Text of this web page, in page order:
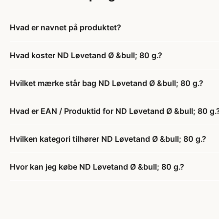
Hvad er navnet på produktet?
Hvad koster ND Løvetand Ø &bull; 80 g.?
Hvilket mærke står bag ND Løvetand Ø &bull; 80 g.?
Hvad er EAN / Produktid for ND Løvetand Ø &bull; 80
Hvilken kategori tilhører ND Løvetand Ø &bull; 80 g.?
Hvor kan jeg købe ND Løvetand Ø &bull; 80 g.?